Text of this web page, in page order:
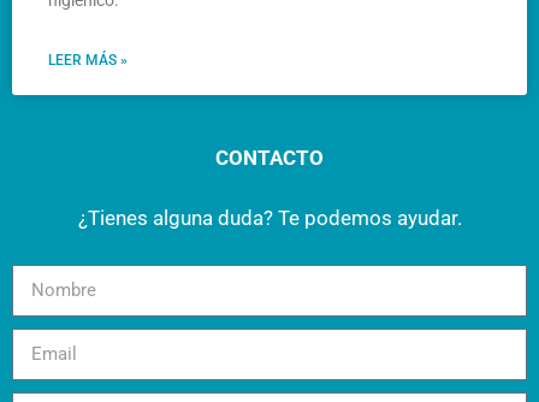
LEER MÁS »
CONTACTO
¿Tienes alguna duda? Te podemos ayudar.